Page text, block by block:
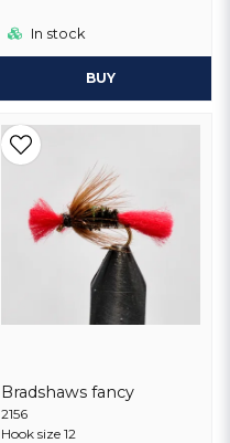
In stock
BUY
Bradshaws fancy
2156
Hook size 12